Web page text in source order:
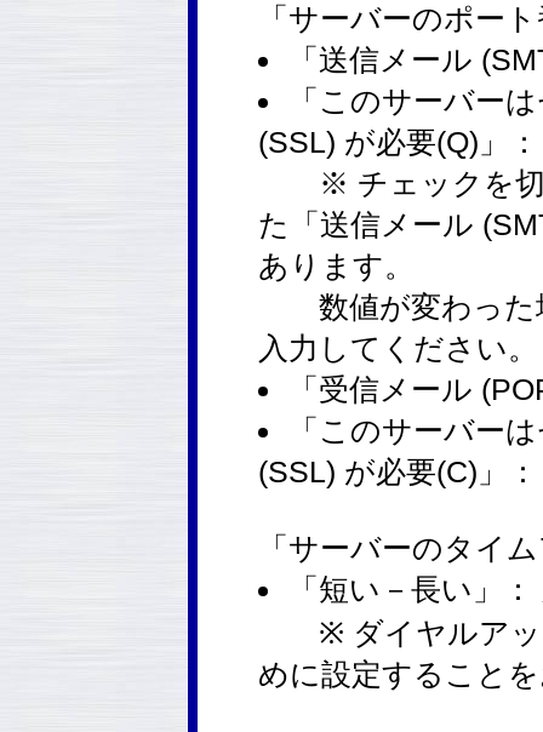
「サーバーのポー
「送信メール
「このサーバー
(SSL) が必要(Q)」
※ チェックを切
た「送信メール
あります。
数値が変わった
入力してください。
「受信メール
「このサーバー
(SSL) が必要(C)」
「サーバーのタイ
「短い－長い」
※ ダイヤルアッ
めに設定すること